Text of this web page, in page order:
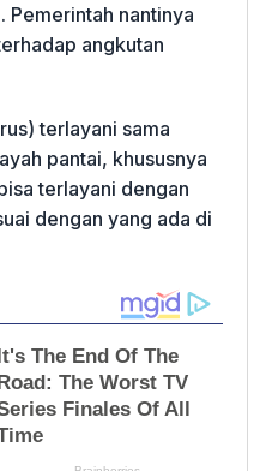
Pemerintah nantinya
angkutan
terlayani sama
pantai, khususnya
terlayani dengan
dengan yang ada di